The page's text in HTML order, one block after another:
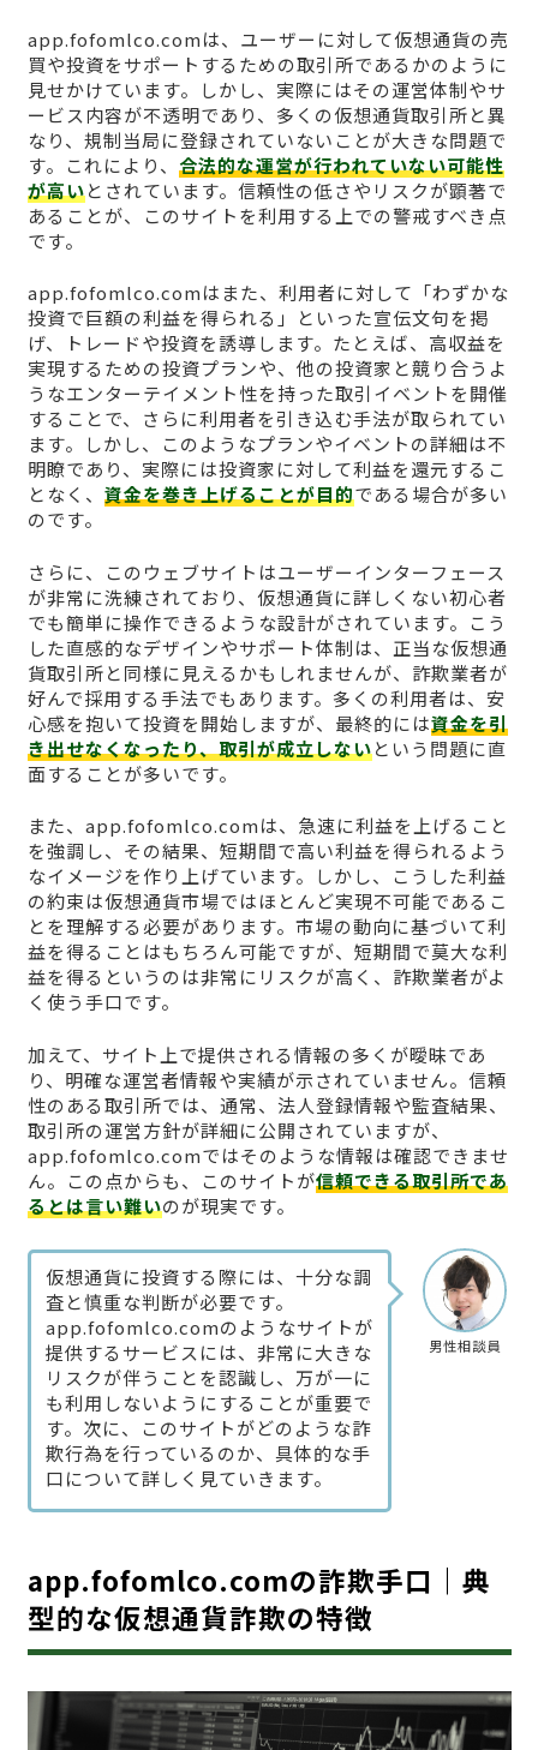
app.fofomlco.comは、ユーザーに対して仮想通貨の売
買や投資をサポートするための取引所であるかのように
見せかけています。しかし、実際にはその運営体制やサ
ービス内容が不透明であり、多くの仮想通貨取引所と異
なり、規制当局に登録されていないことが大きな問題で
す。これにより、 合法的な運営が行われていない可能性
が高いとされています。信頼性の低さやリスクが顕著で
あることが、このサイトを利用する上での警戒すべき点
です。
app.fofomlco.comはまた、利用者に対して「わずかな
投資で巨額の利益を得られる」といった宣伝文句を掲
げ、トレードや投資を誘導します。たとえば、高収益を
実現するための投資プランや、他の投資家と競り合うよ
うなエンターテイメント性を持った取引イベントを開催
することで、さらに利用者を引き込む手法が取られてい
ます。しかし、このようなプランやイベントの詳細は不
明瞭であり、実際には投資家に対して利益を還元するこ
となく、 資金を巻き上げることが目的である場合が多い
のです。
さらに、このウェブサイトはユーザーインターフェース
が非常に洗練されており、仮想通貨に詳しくない初心者
でも簡単に操作できるような設計がされています。こう
した直感的なデザインやサポート体制は、正当な仮想通
貨取引所と同様に見えるかもしれませんが、詐欺業者が
好んで採用する手法でもあります。多くの利用者は、安
心感を抱いて投資を開始しますが、最終的には資金を引
き出せなくなったり、取引が成立しないという問題に直
面することが多いです。
また、app.fofomlco.comは、急速に利益を上げること
を強調し、その結果、短期間で高い利益を得られるよう
なイメージを作り上げています。しかし、こうした利益
の約束は仮想通貨市場ではほとんど実現不可能であるこ
とを理解する必要があります。市場の動向に基づいて利
益を得ることはもちろん可能ですが、短期間で莫大な利
益を得るというのは非常にリスクが高く、詐欺業者がよ
く使う手口です。
加えて、サイト上で提供される情報の多くが曖昧であ
り、明確な運営者情報や実績が示されていません。信頼
性のある取引所では、通常、法人登録情報や監査結果、
取引所の運営方針が詳細に公開されていますが、
app.fofomlco.comではそのような情報は確認できませ
ん。この点からも、このサイトが信頼できる取引所であ
るとは言い難いのが現実です。
男性相談員
仮想通貨に投資する際には、十分な調
査と慎重な判断が必要です。
app.fofomlco.comのようなサイトが
提供するサービスには、非常に大きな
リスクが伴うことを認識し、万が一に
も利用しないようにすることが重要で
す。次に、このサイトがどのような詐
欺行為を行っているのか、具体的な手
口について詳しく見ていきます。
app.fofomlco.comの詐欺手口｜典
型的な仮想通貨詐欺の特徴